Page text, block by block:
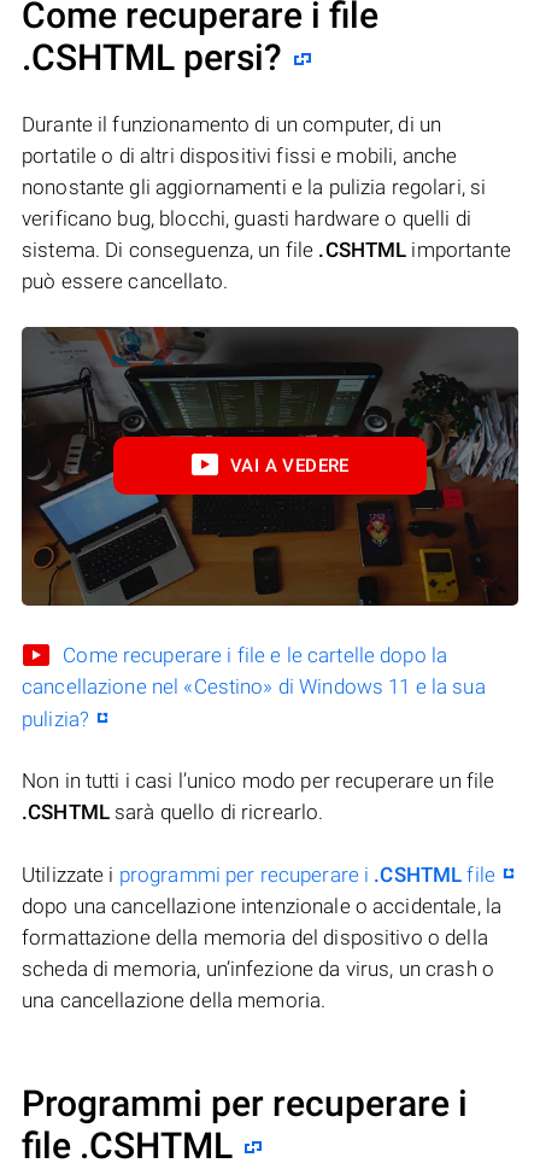
Come recuperare i file
.CSHTML persi?
Durante il funzionamento di un computer, di un
portatile o di altri dispositivi fissi e mobili, anche
nonostante gli aggiornamenti e la pulizia regolari, si
verificano bug, blocchi, guasti hardware o quelli di
sistema. Di conseguenza, un file .CSHTML importante
può essere cancellato.
VAI A VEDERE
Come recuperare i file e le cartelle dopo la
cancellazione nel «Cestino» di Windows 11 e la sua
pulizia?
Non in tutti i casi l’unico modo per recuperare un file
.CSHTMLsarà quello di ricrearlo.
Utilizzate i programmi per recuperare i .CSHTML file
dopo una cancellazione intenzionale o accidentale, la
formattazione della memoria del dispositivo o della
scheda di memoria, un’infezione da virus, un crash o
una cancellazione della memoria.
Programmi per recuperare i
file .CSHTML